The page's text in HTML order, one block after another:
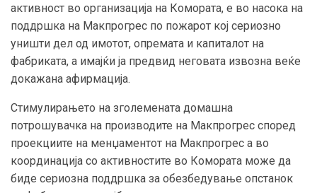
активност во организација на Комората, е во насока на
поддршка на Макпрогрес по пожарот кој сериозно
уништи дел од имотот, опремата и капиталот на
фабриката, а имајќи ја предвид неговата извозна веќе
докажана афирмација.
Стимулирањето на зголемената домашна
потрошувачка на производите на Макпрогрес според
проекциите на менџаментот на Макпрогрес а во
координација со активностите во Комората може да
биде сериозна поддршка за обезбедување опстанок